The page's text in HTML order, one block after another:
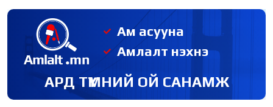
Ам асууна
Амлалт нэхнэ
АРД ТҮМНИЙ ОЙ САНАМЖ